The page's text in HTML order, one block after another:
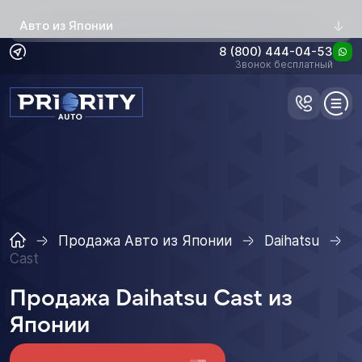
Авто из Японии
8 (800) 444-04-53
Звонок бесплатный
Продажа Авто из Японии
Daihatsu
Cast
Продажа Daihatsu Cast из
Японии